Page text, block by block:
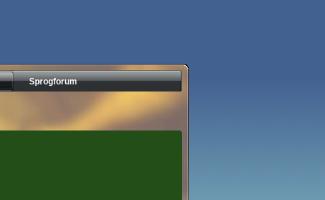
Sprogforum